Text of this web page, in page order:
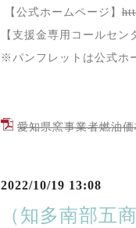
【公式ホームページ】
【支援金専用コールセン
※パンフレットは公式ホ
愛知県窯事業者燃油
2022/10/19 13:08
（知多南部五